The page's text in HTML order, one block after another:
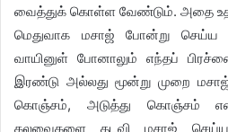
வைத்துக் கொள்ள வேண்டும். அதை
மெதுவாக மசாஜ் போன்று
வாயினுள் போனாலும் எந்தப்
இரண்டு அல்லது மூன்று முறை
கொஞ்சம், அடுத்து கொஞ்சம்
கலவைகளை தடவி மசாஜ்